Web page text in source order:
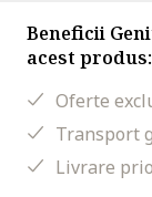
Beneficii
acest produs:
Oferte
Transport
Livrare